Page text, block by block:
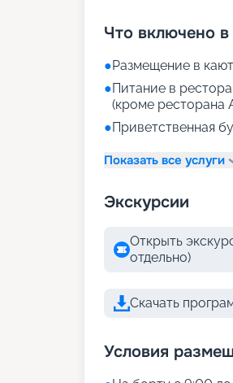
Что включено в
●Размещение в
●Питание в
(кроме ресторана
●Приветственная
Показать все услуги
Экскурсии
Открыть
отдельно)
Скачать
Условия